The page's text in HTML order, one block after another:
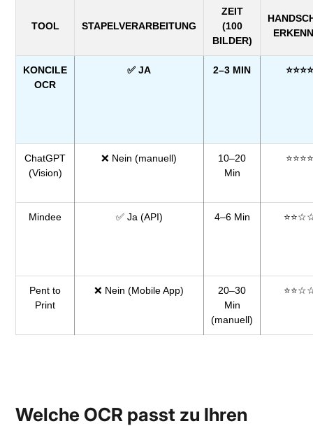
TOOL STAPELVERARBEITUNG
ZEIT
(100
BILDER)
KONCILE
OCR
✅ JA 2–3 MIN
ChatGPT
(Vision)
❌ Nein (manuell)
10–20
Min
Mindee ✅ Ja (API) 4–6 Min
Pent to
Print
❌ Nein (Mobile App)
20–30
Min
(manuell)
Welche OCR passt zu Ihren